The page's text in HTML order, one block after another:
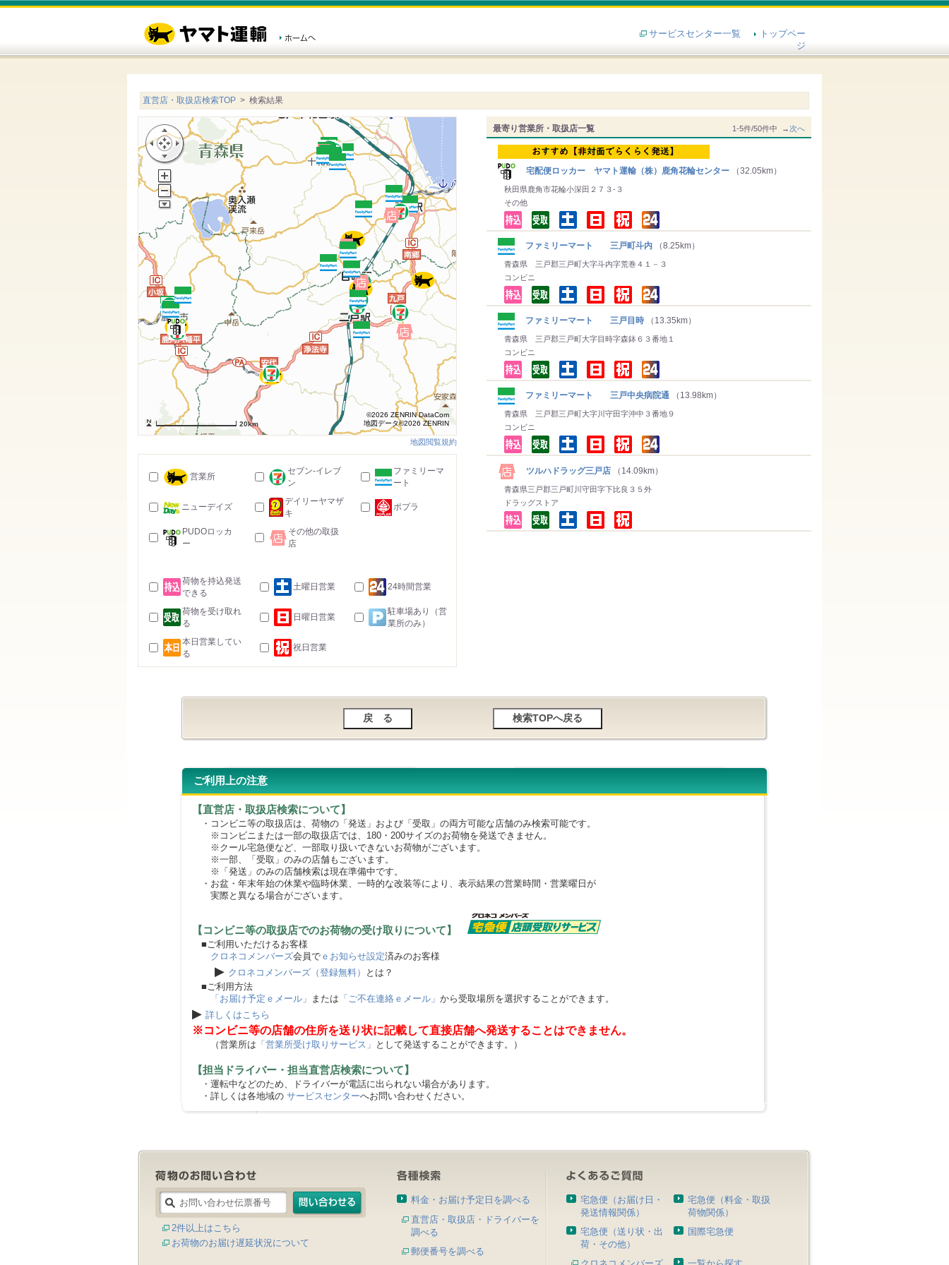
サービスセンター一覧
トップペー
ジ
直営店・取扱店検索TOP > 検索結果
最寄り営業所・取扱店一覧 1-5件/50件中 →次へ
宅配便ロッカー ヤマト運輸（株）鹿角花輪センター （32.05km）
秋田県鹿角市花輪小深田２７３‐３
その他
ファミリーマート 三戸町斗内 （8.25km）
青森県 三戸郡三戸町大字斗内字荒巻４１－３
コンビニ
ファミリーマート 三戸目時 （13.35km）
青森県 三戸郡三戸町大字目時字森鉢６３番地１
コンビニ
ファミリーマート 三戸中央病院通 （13.98km）
青森県 三戸郡三戸町大字川守田字沖中３番地９
コンビニ
ツルハドラッグ三戸店 （14.09km）
青森県三戸郡三戸町川守田字下比良３５外
ドラッグストア
20km
©2026 ZENRIN DataCom
地図データ©2026 ZENRIN
地図閲覧規約
営業所
セブン-イレブ
ン
ファミリーマ
ート
ニューデイズ
デイリーヤマザ
キ
ポプラ
PUDOロッカ
ー
その他の取扱
店
荷物を持込発送
できる
土曜日営業 24時間営業
荷物を受け取れ
る
日曜日営業
駐車場あり（営
業所のみ）
本日営業してい
る
祝日営業
ご利用上の注意
【直営店・取扱店検索について】
・コンビニ等の取扱店は、荷物の「発送」および「受取」の両方可能な店舗のみ検索可能です。
※コンビニまたは一部の取扱店では、180・200サイズのお荷物を発送できません。
※クール宅急便など、一部取り扱いできないお荷物がございます。
※一部、「受取」のみの店舗もございます。
※「発送」のみの店舗検索は現在準備中です。
・お盆・年末年始の休業や臨時休業、一時的な改装等により、表示結果の営業時間・営業曜日が
実際と異なる場合がございます。
【コンビニ等の取扱店でのお荷物の受け取りについて】
■ご利用いただけるお客様
クロネコメンバーズ会員で ｅお知らせ設定済みのお客様
▶ クロネコメンバーズ（登録無料）
とは？
■ご利用方法
「お届け予定ｅメール」 または 「ご不在連絡ｅメール」 から受取場所を選択することができます。
▶ 詳しくはこちら
※コンビニ等の店舗の住所を送り状に記載して直接店舗へ発送することはできません。
（営業所は 「営業所受け取りサービス」 として発送することができます。）
【担当ドライバー・担当直営店検索について】
・運転中などのため、ドライバーが電話に出られない場合があります。
・詳しくは各地域の サービスセンターへお問い合わせください。
2件以上はこちら
お荷物のお届け遅延状況について
料金・お届け予定日を調べる
直営店・取扱店・ドライバーを
調べる
郵便番号を調べる
宅急便（お届け日・
発送情報関係）
宅急便（料金・取扱
荷物関係）
宅急便（送り状・出
荷・その他）
国際宅急便